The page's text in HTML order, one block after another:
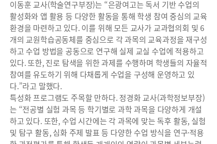
이동훈 교사(학술연구부장)는 “은광여고는 독서 기반 수업의
활성화와 앱 활용 등 다양한 활동을 통해 학생 참여 중심의 교육
환경을 마련하고 있다. 이를 위해 모든 교사가 교과협의회 및 6
개의 교원학습공동체를 중심으로 각 과목의 교육과정을 재구성
하고 수업 방법을 공동으로 연구해 실제 교실 수업에 적용하고
있다. 또한, 진로 탐색을 위한 과제를 수행하며 학생들의 자율적
참여를 유도하기 위해 다채롭게 수업을 구성해 운영하고 있
다.”라고 말했다.
특성화 프로그램도 주목할 만하다. 정경화 교사(과학정보부장)
는 “전공별 실험 과목 등 학기별로 과학 과목을 다양하게 개설
하고 있다. 또한, 수업 시간에는 각 과목에 맞는 독후 활동, 실험
및 탐구 활동, 심화 주제 발표 등 다양한 수업 방식을 연구·적용